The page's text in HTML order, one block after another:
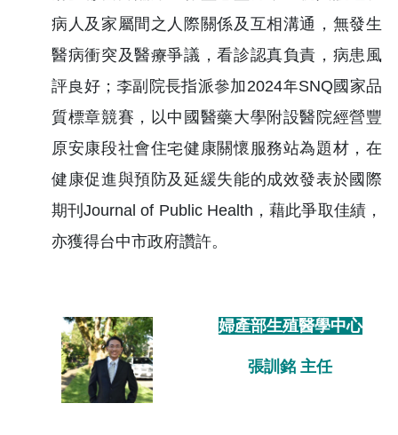
病人及家屬間之人際關係及互相溝通，無發生
醫病衝突及醫療爭議，看診認真負責，病患風
評良好；李副院長指派參加2024年SNQ國家品
質標章競賽，以中國醫藥大學附設醫院經營豐
原安康段社會住宅健康關懷服務站為題材，在
健康促進與預防及延緩失能的成效發表於國際
期刊Journal of Public Health，藉此爭取佳績，
亦獲得台中市政府讚許。
婦產部生殖醫學中心
張訓銘 主任